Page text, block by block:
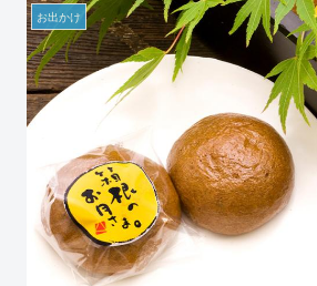
お出かけ